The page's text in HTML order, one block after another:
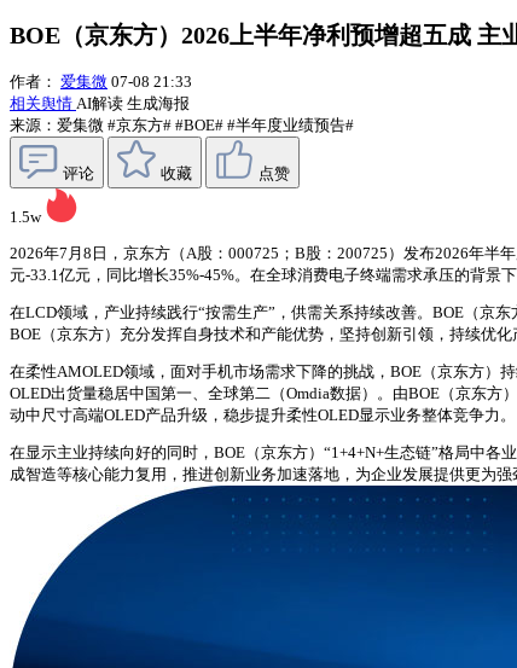
BOE（京东方）2026上半年净利预增超五成 主
作者： 爱集微 07-08 21:33
相关舆情 AI解读 生成海报
来源：爱集微 #京东方# #BOE# #半年度业绩预告#
评论 收藏 点赞
1.5w
2026年7月8日，京东方（A股：000725；B股：200725）发布2026年半
元-33.1亿元，同比增长35%-45%。在全球消费电子终端需求承压的背景
在LCD领域，产业持续践行“按需生产”，供需关系持续改善。BOE（京
BOE（京东方）充分发挥自身技术和产能优势，坚持创新引领，持续优
在柔性AMOLED领域，面对手机市场需求下降的挑战，BOE（京东方）
OLED出货量稳居中国第一、全球第二（Omdia数据）。由BOE（京东
动中尺寸高端OLED产品升级，稳步提升柔性OLED显示业务整体竞争力。
在显示主业持续向好的同时，BOE（京东方）“1+4+N+生态链”格局中
成智造等核心能力复用，推进创新业务加速落地，为企业发展提供更为强